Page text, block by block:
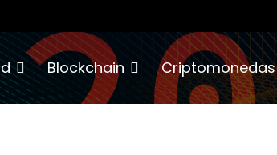
Blockchain Criptomonedas